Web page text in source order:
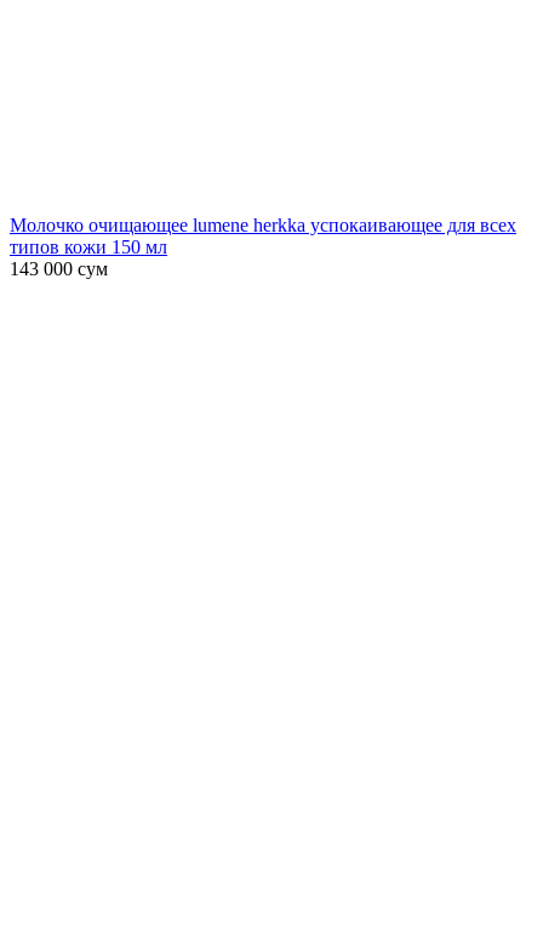
Молочко очищающее lumene herkka успокаивающее для всех
типов кожи 150 мл
143 000 сум